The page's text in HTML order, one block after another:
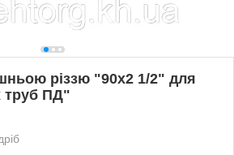
різзю "90х2 1/2" для
труб ПД"